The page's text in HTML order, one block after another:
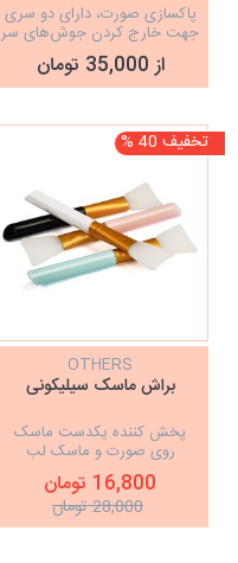
پاکسازی صورت، دارای دو سری
جهت خارج کردن جوش‌های سر
سیاه از 35,000 تومان
تخفیف 40 %
OTHERS
براش ماسک سیلیکونی
پخش کننده یکدست ماسک
روی صورت و ماسک لب
16,800 تومان
28,000 تومان